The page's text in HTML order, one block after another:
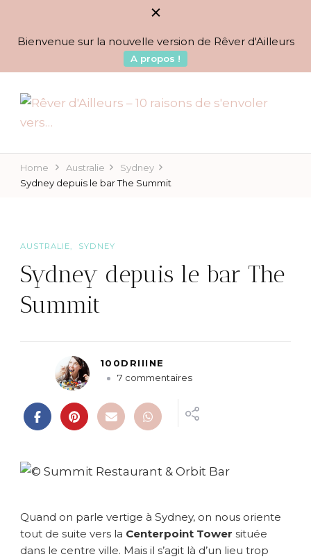
Bienvenue sur la nouvelle version de Rêver d'Ailleurs
A propos !
Rêver d'Ailleurs – 10
BLOG VOYAGES DEPUIS 2010
Home Australie
Sydney
Sydney depuis le bar The Summit
AUSTRALIE SYDNEY
Sydney depuis le bar The
Summit
100DRIIINE
7 commentairess
r
S
n
e
e
p
u
Quand on parle vertige à Sydney, on nous oriente
tout de suite vers la Centerpoint Tower située
dans le centre ville. Mais il s’agit là d’un lieu trop